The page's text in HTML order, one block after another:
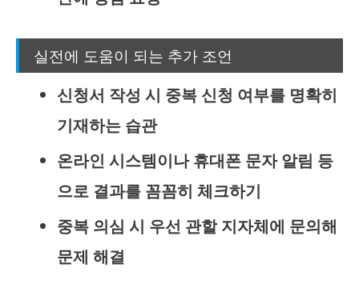
실전에 도움이 되는 추가 조언
신청서 작성 시 중복 신청 여부를 명확히
기재하는 습관
온라인 시스템이나 휴대폰 문자 알림 등
으로 결과를 꼼꼼히 체크하기
중복 의심 시 우선 관할 지자체에 문의해
문제 해결